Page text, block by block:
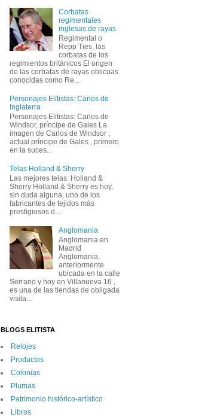
Corbatas
regimentales
inglesas de rayas
Regimental o
Repp Ties, las
corbatas de los
regimientos británicos El origen
de las corbatas de rayas oblicuas
conocidas como Re...
Personajes Elitistas: Carlos de
Inglaterra
Personajes Elitistas: Carlos de
Windsor, príncipe de Gales La
imagen de Carlos de Windsor ,
actual príncipe de Gales , primero
en la suces...
Telas Holland & Sherry
Las mejores telas: Holland &
Sherry Holland & Sherry es hoy,
sin duda alguna, uno de los
fabricantes de tejidos más
prestigiosos d...
Anglomania
Anglomania en
Madrid
Anglomania,
anteriormente
ubicada en la calle
Serrano y hoy en Villanueva 16 ,
es una de las tiendas de obligada
visita...
BLOGS ELITISTA
Relojes
Productos
Colonias
Plumas
Patrimonio histórico-artí­stico
Libros